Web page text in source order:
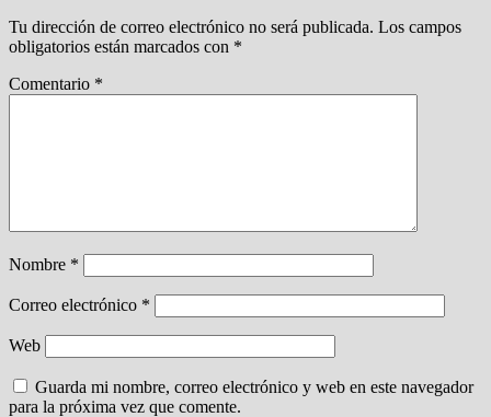
Tu dirección de correo electrónico no será publicada. Los campos
obligatorios están marcados con *
Comentario *
Nombre *
Correo electrónico *
Web
Guarda mi nombre, correo electrónico y web en este navegador
para la próxima vez que comente.